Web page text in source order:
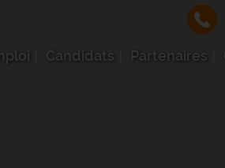
Candidats Partenaires